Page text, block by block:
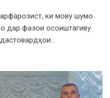
ки мову шумо
дар фазои осоиштагиву